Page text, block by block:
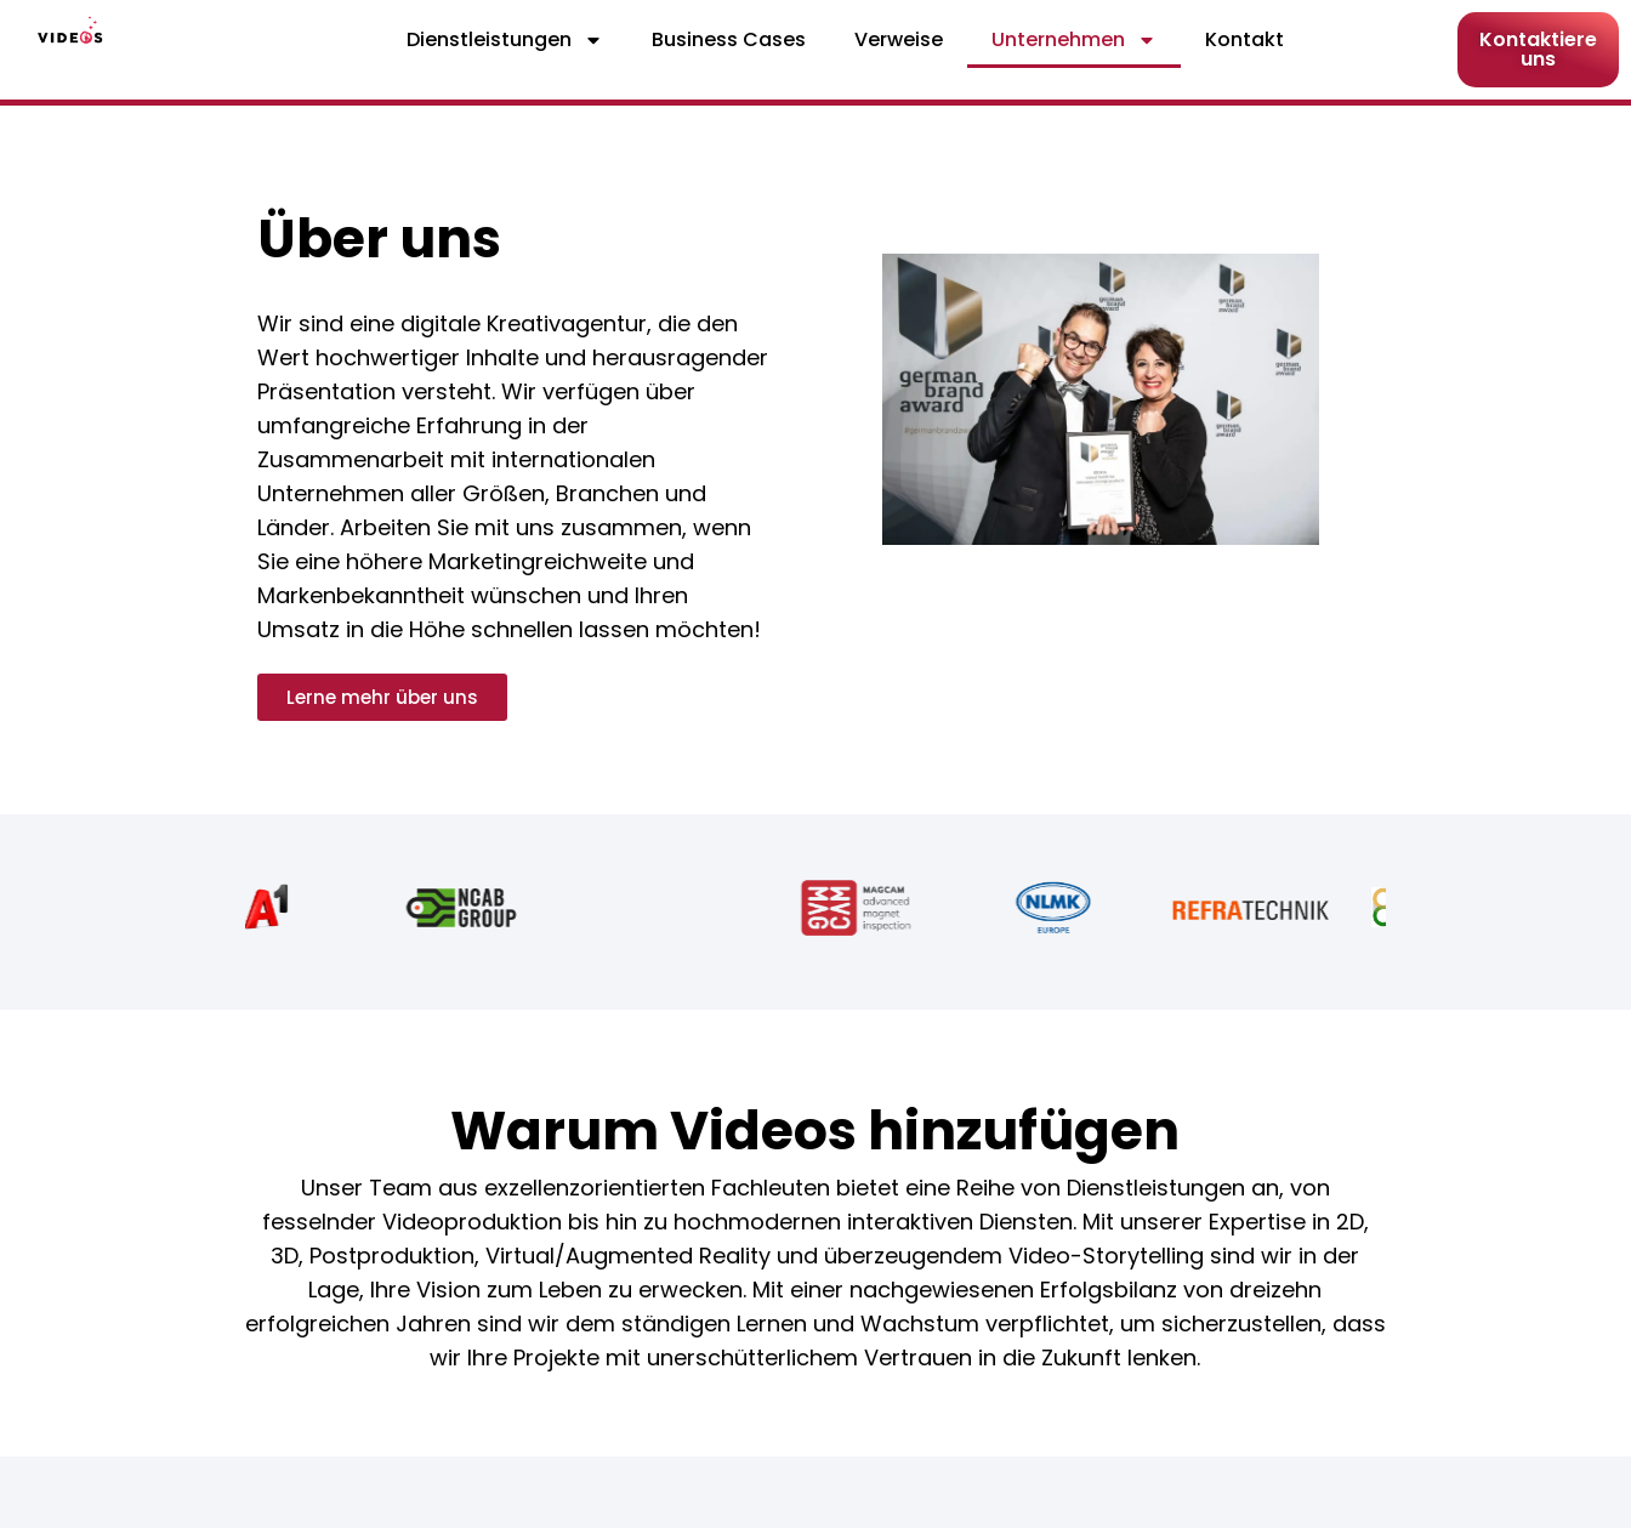
Dienstleistungen Business Cases Verweise Unternehmen Kontakt Kontaktiere
uns
Über uns
Wir sind eine digitale Kreativagentur, die den
Wert hochwertiger Inhalte und herausragender
Präsentation versteht. Wir verfügen über
umfangreiche Erfahrung in der
Zusammenarbeit mit internationalen
Unternehmen aller Größen, Branchen und
Länder. Arbeiten Sie mit uns zusammen, wenn
Sie eine höhere Marketingreichweite und
Markenbekanntheit wünschen und Ihren
Umsatz in die Höhe schnellen lassen möchten!
Lerne mehr über uns
Warum Videos hinzufügen
Unser Team aus exzellenzorientierten Fachleuten bietet eine Reihe von Dienstleistungen an, von
fesselnder Videoproduktion bis hin zu hochmodernen interaktiven Diensten. Mit unserer Expertise in 2D,
3D, Postproduktion, Virtual/Augmented Reality und überzeugendem Video-Storytelling sind wir in der
Lage, Ihre Vision zum Leben zu erwecken. Mit einer nachgewiesenen Erfolgsbilanz von dreizehn
erfolgreichen Jahren sind wir dem ständigen Lernen und Wachstum verpflichtet, um sicherzustellen, dass
wir Ihre Projekte mit unerschütterlichem Vertrauen in die Zukunft lenken.